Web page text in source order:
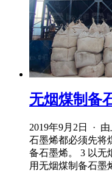
无烟煤制备
2019年9月2日 ·
石墨烯都必须先将
备石墨烯。 3 以无
用无烟煤制备石墨